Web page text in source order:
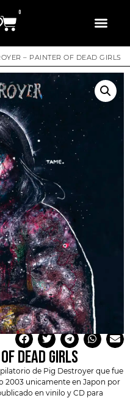
0
– PAINTER OF DEAD GIRLS
DEAD GIRLS
de Pig Destroyer que fue
2003 unicamente en Japon por
en vinilo y CD para